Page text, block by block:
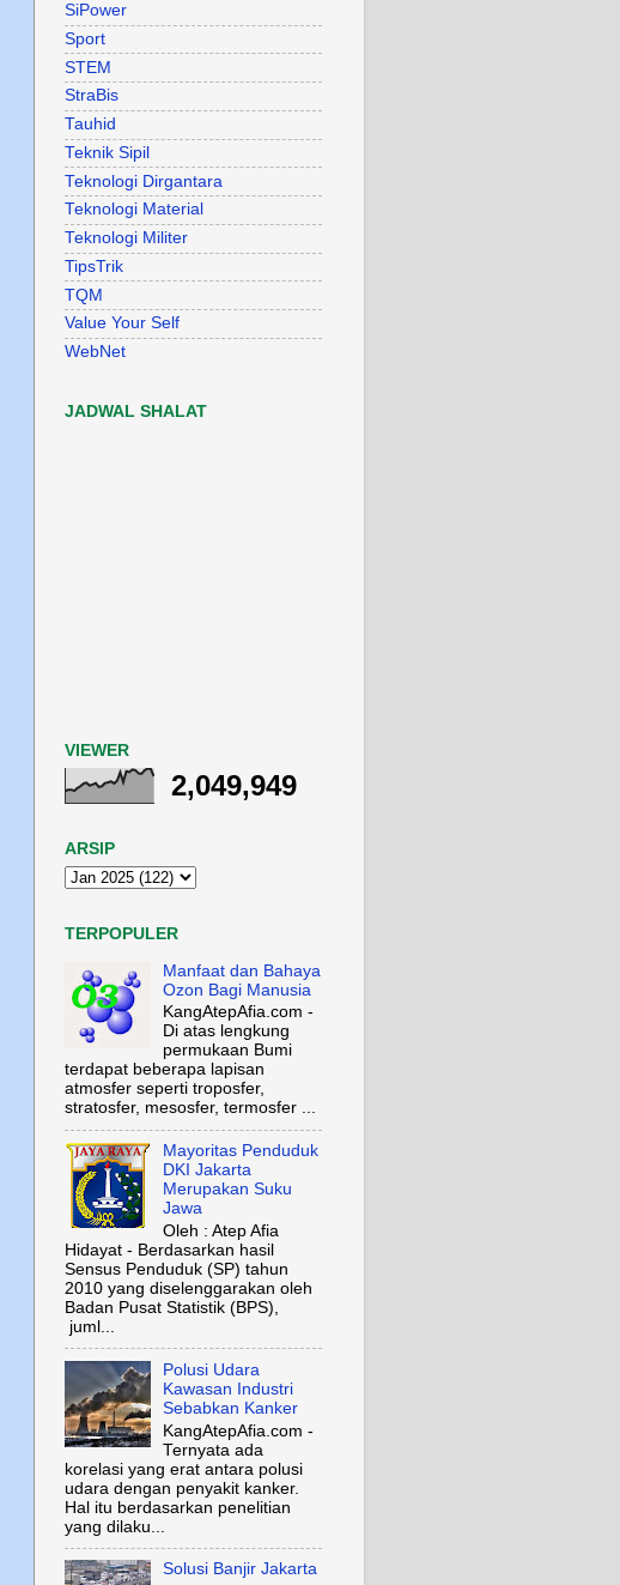
SiPower
Sport
STEM
StraBis
Tauhid
Teknik Sipil
Teknologi Dirgantara
Teknologi Material
Teknologi Militer
TipsTrik
TQM
Value Your Self
WebNet
JADWAL SHALAT
VIEWER
2,049,949
ARSIP
TERPOPULER
Manfaat dan Bahaya
Ozon Bagi Manusia
KangAtepAfia.com -
Di atas lengkung
permukaan Bumi
terdapat beberapa lapisan
atmosfer seperti troposfer,
stratosfer, mesosfer, termosfer ...
Mayoritas Penduduk
DKI Jakarta
Merupakan Suku
Jawa
Oleh : Atep Afia
Hidayat - Berdasarkan hasil
Sensus Penduduk (SP) tahun
2010 yang diselenggarakan oleh
Badan Pusat Statistik (BPS),
juml...
Polusi Udara
Kawasan Industri
Sebabkan Kanker
KangAtepAfia.com -
Ternyata ada
korelasi yang erat antara polusi
udara dengan penyakit kanker.
Hal itu berdasarkan penelitian
yang dilaku...
Solusi Banjir Jakarta